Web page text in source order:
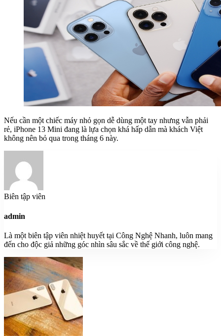
Nếu cần một chiếc máy nhỏ gọn dễ dùng một tay nhưng vẫn phải
rẻ, iPhone 13 Mini đang là lựa chọn khá hấp dẫn mà khách Việt
không nên bỏ qua trong tháng 6 này.
Biên tập viên
admin
Là một biên tập viên nhiệt huyết tại Công Nghệ Nhanh, luôn mang
đến cho độc giả những góc nhìn sâu sắc về thế giới công nghệ.